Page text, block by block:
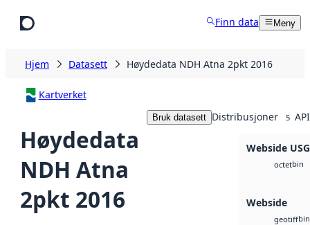
Finn data Meny
Hjem Datasett Høydedata NDH Atna 2pkt 2016
Kartverket
Høydedata
NDH Atna
2pkt 2016
Bruk datasett Distribusjoner 5
Webside
octetbin
Webside
geotiffbin